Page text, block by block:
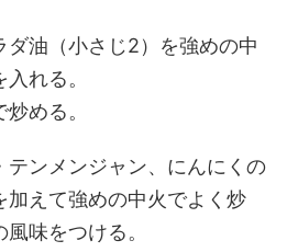
ダ油（小さじ2）を強めの中
れる。
める。
テンメンジャン、にんにくの
加えて強めの中火でよく炒
味をつける。